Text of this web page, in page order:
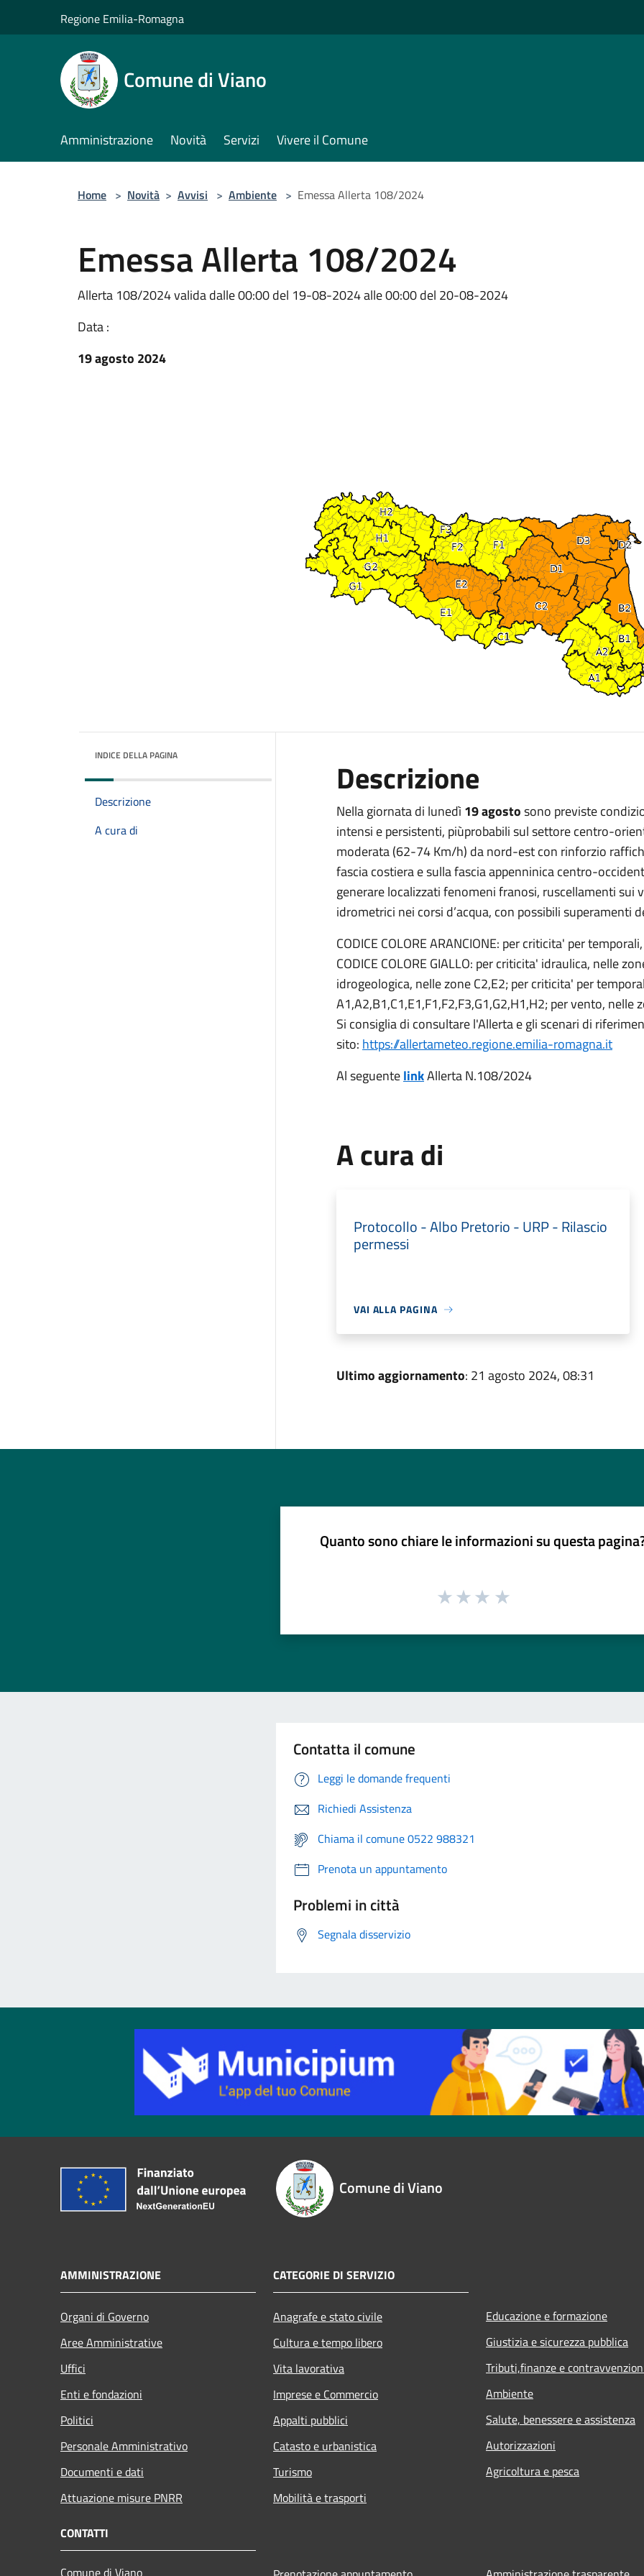
Regione Emilia-Romagna
Comune di Viano
Amministrazione Novità Servizi Vivere il Comune
Home > Novità > Avvisi > Ambiente > Emessa Allerta 108/2024
Emessa Allerta 108/2024
Allerta 108/2024 valida dalle 00:00 del 19-08-2024 alle 00:00 del 20-08-2024
Data :
19 agosto 2024
INDICE DELLA PAGINA
Descrizione
A cura di
Descrizione
Nella giornata di lunedì19 agostosono previste
intensi e persistenti, piùprobabili sul settore centro-
moderata (62-74 Km/h) da nord-est con rinforzio
fascia costiera e sulla fascia appenninica centro-
generare localizzati fenomeni franosi, ruscellamenti sui
idrometrici nei corsi d’acqua, con possibili superamenti
CODICE COLORE ARANCIONE: per criticita' per
CODICE COLORE GIALLO: per criticita' idraulica, nelle
idrogeologica, nelle zone C2,E2; per criticita' per
A1,A2,B1,C1,E1,F1,F2,F3,G1,G2,H1,H2; per vento, nelle
Si consiglia di consultare l'Allerta e gli scenari di
sito: https://allertameteo.regione.emilia-romagna.it
Al seguentelinkAllerta N.108/2024
A cura di
Protocollo - Albo Pretorio - URP - Rilascio
permessi
VAI ALLA PAGINA
Ultimo aggiornamento: 21 agosto 2024, 08:31
Quanto sono chiare le informazioni su questa
Contatta il comune
Leggi le domande frequenti
Richiedi Assistenza
Chiama il comune 0522 988321
Prenota un appuntamento
Problemi in città
Segnala disservizio
Comune di Viano
AMMINISTRAZIONE
Organi di Governo
Aree Amministrative
Uffici
Enti e fondazioni
Politici
Personale Amministrativo
Documenti e dati
Attuazione misure PNRR
CATEGORIE DI SERVIZIO
Anagrafe e stato civile
Cultura e tempo libero
Vita lavorativa
Imprese e Commercio
Appalti pubblici
Catasto e urbanistica
Turismo
Mobilità e trasporti
Educazione e formazione
Giustizia e sicurezza pubblica
Tributi,finanze e
Ambiente
Salute, benessere e assistenza
Autorizzazioni
Agricoltura e pesca
CONTATTI
Comune di Viano